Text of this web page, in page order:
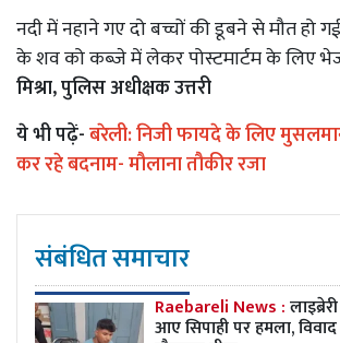
नदी में नहाने गए दो बच्चों की डूबने से मौत हो
के शव को कब्जे में लेकर पोस्टमार्टम के लिए
मिश्रा, पुलिस अधीक्षक उत्तरी
ये भी पढ़ें-बरेली: निजी फायदे के लिए
कर रहे बदनाम- मौलाना तौकीर रजा
संबंधित समाचार
Raebareli News :
आए सिपाही पर हमला,